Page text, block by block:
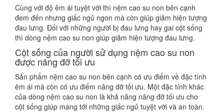
Cùng với độ êm ái tuyệt vời thì nệm cao su non bên cạnh
đem đến nhưng giấc ngủ ngon mà còn giúp giảm hiện tượng
đau lưng. Đối với những người bị đau lưng hay gai cột sống
thì dòng nệm cao su non giúp giảm hiện tượng đau lưng.
Cột sống của người sử dụng nệm cao su non
được nâng đỡ tối ưu
Sản phẩm nệm cao su non bên cạnh có ưu điểm về đặc tính
êm ái mà còn có ưu điểm nâng đỡ tối ưu. Một đặc tính khác
của dòng nệm cao su non là khả năng nâng đỡ tối ưu cho
cột sống giúp mang tới những giấc ngủ tuyệt vời và an toàn.